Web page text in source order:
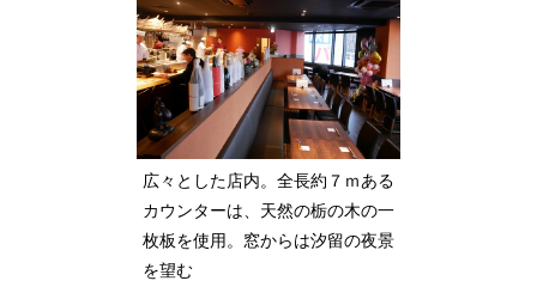
広々とした店内。全長約７ｍある
カウンターは、天然の栃の木の一
枚板を使用。窓からは汐留の夜景
を望む